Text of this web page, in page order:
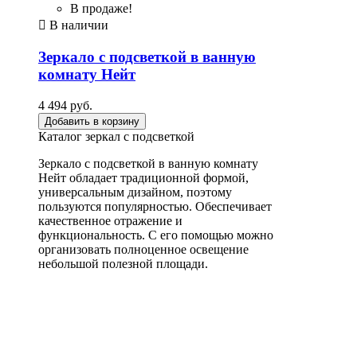
В продаже!
 В наличии
Зеркало с подсветкой в ванную
комнату Нейт
4 494 руб.
Добавить в корзину
Каталог зеркал с подсветкой
Зеркало с подсветкой в ванную комнату
Нейт обладает традиционной формой,
универсальным дизайном, поэтому
пользуются популярностью. Обеспечивает
качественное отражение и
функциональность. С его помощью можно
организовать полноценное освещение
небольшой полезной площади.